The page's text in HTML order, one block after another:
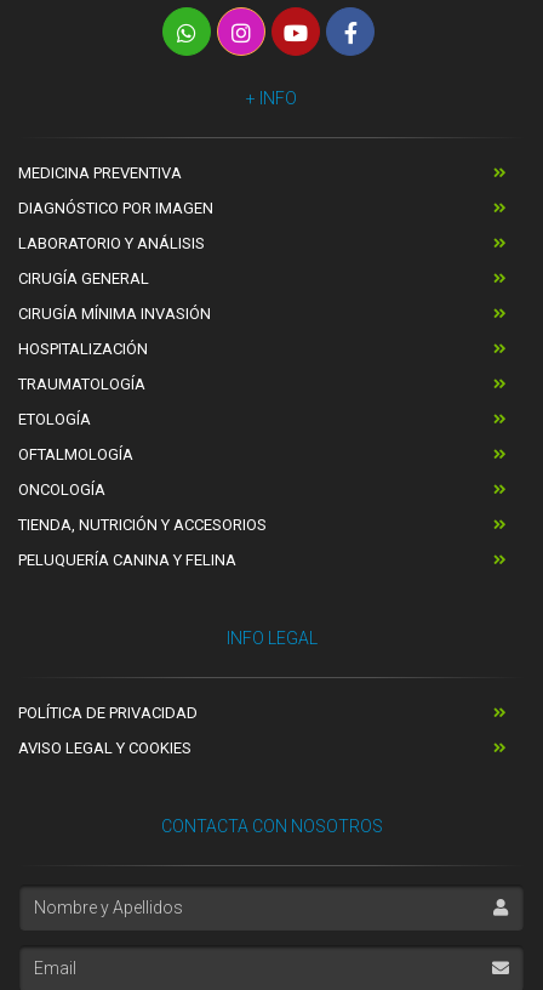
+ INFO
MEDICINA PREVENTIVA
DIAGNÓSTICO POR IMAGEN
LABORATORIO Y ANÁLISIS
CIRUGÍA GENERAL
CIRUGÍA MÍNIMA INVASIÓN
HOSPITALIZACIÓN
TRAUMATOLOGÍA
ETOLOGÍA
OFTALMOLOGÍA
ONCOLOGÍA
TIENDA, NUTRICIÓN Y ACCESORIOS
PELUQUERÍA CANINA Y FELINA
INFO LEGAL
POLÍTICA DE PRIVACIDAD
AVISO LEGAL Y COOKIES
CONTACTA CON NOSOTROS